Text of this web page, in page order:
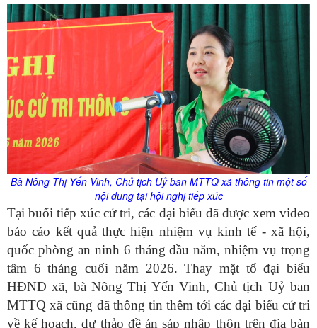
Bà Nông Thị Yến Vinh, Chủ tịch Uỷ ban MTTQ xã thông tin một số
nội dung tại hội nghị tiếp xúc
Tại buổi tiếp xúc cử tri, các đại biểu đã được xem video
báo cáo kết quả thực hiện nhiệm vụ kinh tế - xã hội,
quốc phòng an ninh 6 tháng đầu năm, nhiệm vụ trọng
tâm 6 tháng cuối năm 2026. Thay mặt tổ đại biểu
HĐND xã, bà Nông Thị Yến Vinh, Chủ tịch Uỷ ban
MTTQ xã cũng đã thông tin thêm tới các đại biểu cử tri
về kế hoạch, dự thảo đề án sáp nhập thôn trên địa bàn